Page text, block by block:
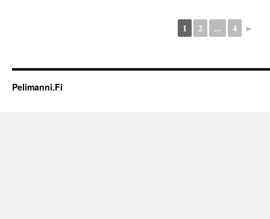
1 2 ... 4 ►
Pelimanni.Fi